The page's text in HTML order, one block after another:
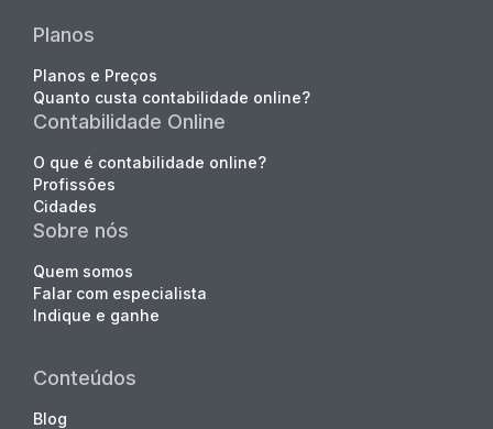
Planos
Planos e Preços
Quanto custa contabilidade online?
Contabilidade Online
O que é contabilidade online?
Profissões
Cidades
Sobre nós
Quem somos
Falar com especialista
Indique e ganhe
Conteúdos
Blog